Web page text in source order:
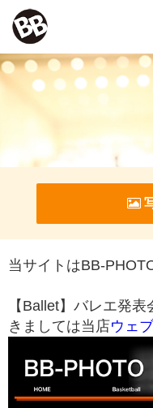
当サイトはBB-
【Ballet】 バレエ発表
きましては当店ウェ